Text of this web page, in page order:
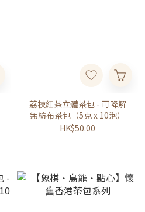
荔枝紅茶立體茶包 - 可降解
無紡布茶包（5克 x 10泡）
HK$50.00